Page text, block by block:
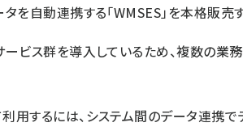
を自動連携する「WMSES」を本格販売す
ビス群を導入しているため、複数の業
用するには、システム間のデータ連携で